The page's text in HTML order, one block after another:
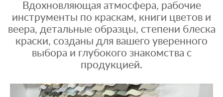
Вдохновляющая атмосфера, рабочие
инструменты по краскам, книги цветов и
веера, детальные образцы, степени блеска
краски, созданы для вашего уверенного
выбора и глубокого знакомства с
продукцией.